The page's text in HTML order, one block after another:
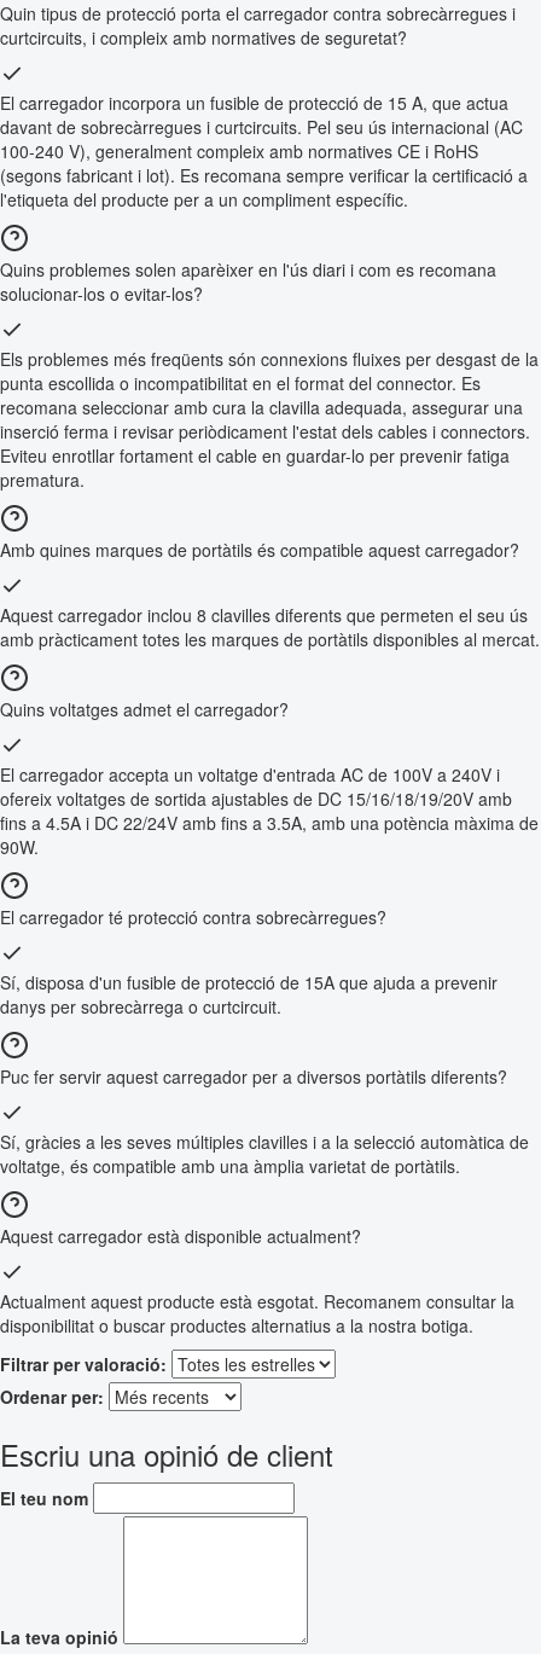
Quin tipus de protecció porta el carregador contra sobrecàrregues i
curtcircuits, i compleix amb normatives de seguretat?
El carregador incorpora un fusible de protecció de 15 A, que actua
davant de sobrecàrregues i curtcircuits. Pel seu ús internacional (AC
100-240 V), generalment compleix amb normatives CE i RoHS
(segons fabricant i lot). Es recomana sempre verificar la certificació a
l'etiqueta del producte per a un compliment específic.
Quins problemes solen aparèixer en l'ús diari i com es recomana
solucionar-los o evitar-los?
Els problemes més freqüents són connexions fluixes per desgast de la
punta escollida o incompatibilitat en el format del connector. Es
recomana seleccionar amb cura la clavilla adequada, assegurar una
inserció ferma i revisar periòdicament l'estat dels cables i connectors.
Eviteu enrotllar fortament el cable en guardar-lo per prevenir fatiga
prematura.
Amb quines marques de portàtils és compatible aquest carregador?
Aquest carregador inclou 8 clavilles diferents que permeten el seu ús
amb pràcticament totes les marques de portàtils disponibles al mercat.
Quins voltatges admet el carregador?
El carregador accepta un voltatge d'entrada AC de 100V a 240V i
ofereix voltatges de sortida ajustables de DC 15/16/18/19/20V amb
fins a 4.5A i DC 22/24V amb fins a 3.5A, amb una potència màxima de
90W.
El carregador té protecció contra sobrecàrregues?
Sí, disposa d'un fusible de protecció de 15A que ajuda a prevenir
danys per sobrecàrrega o curtcircuit.
Puc fer servir aquest carregador per a diversos portàtils diferents?
Sí, gràcies a les seves múltiples clavilles i a la selecció automàtica de
voltatge, és compatible amb una àmplia varietat de portàtils.
Aquest carregador està disponible actualment?
Actualment aquest producte està esgotat. Recomanem consultar la
disponibilitat o buscar productes alternatius a la nostra botiga.
Filtrar per valoració:
Ordenar per:
Escriu una opinió de client
El teu nom
La teva opinió